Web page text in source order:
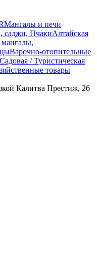
Мангалы и печи
саджи, ПчакиАлтайская
Варочно-отопительные
Садовая / Туристическая
товары
Калитва Престиж, 26